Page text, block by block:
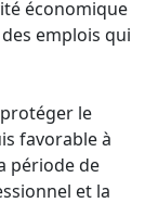
économique
emplois qui
le
favorable à
période de
et la